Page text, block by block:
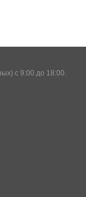
с 9:00 до 18:00.